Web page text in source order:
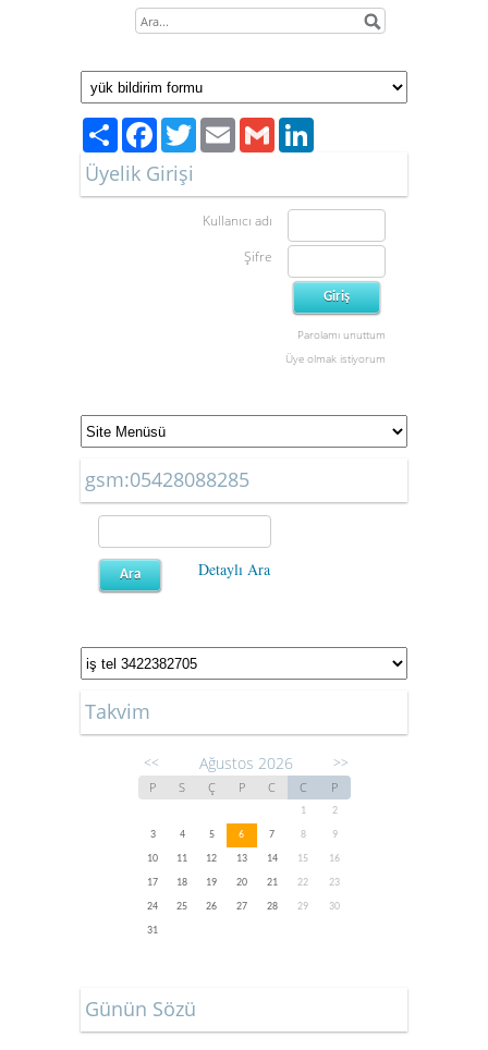
PaylaşFacebook
TwitterEmailGmail
Üyelik Girişi
Kullanıcı adı
Şifre
Parolamı unuttum
Üye olmak istiyorum
gsm:05428088285
Detaylı Ara
Takvim
<< Ağustos 2026 >>
P S Ç P C C P
1
2
3
4 5 6 7 8
9
10
11 12 13 14 15
16
17
18 19 20 21 22
23
24
25 26 27 28 29
30
31
Günün Sözü